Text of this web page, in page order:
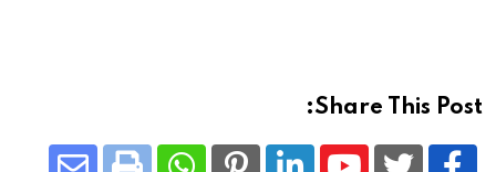
Share This Post: